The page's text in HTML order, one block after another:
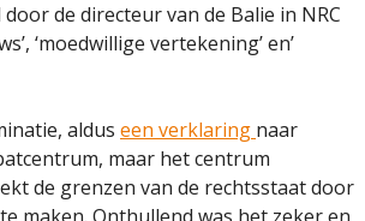
de directeur van de Balie in NRC
‘moedwillige vertekening’ en’
aldus een verklaring naar
maar het centrum
de grenzen van de rechtsstaat door